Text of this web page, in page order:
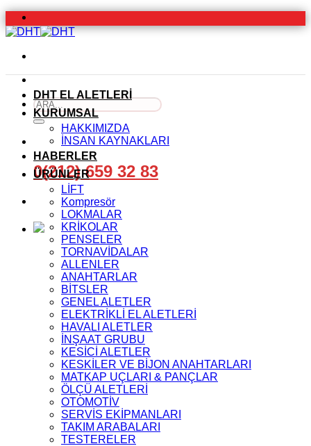
İçeriğe
atla
Ara:
0(212) 659 32 83
DHT EL ALETLERİ
KURUMSAL
HAKKIMIZDA
İNSAN KAYNAKLARI
HABERLER
ÜRÜNLER
LİFT
Kompresör
LOKMALAR
KRİKOLAR
PENSELER
TORNAVİDALAR
ALLENLER
ANAHTARLAR
BİTSLER
GENEL ALETLER
ELEKTRİKLİ EL ALETLERİ
HAVALI ALETLER
İNŞAAT GRUBU
KESİCİ ALETLER
KESKİLER VE BİJON ANAHTARLARI
MATKAP UÇLARI & PANÇLAR
ÖLÇÜ ALETLERİ
OTOMOTİV
SERVİS EKİPMANLARI
TAKIM ARABALARI
TESTERELER